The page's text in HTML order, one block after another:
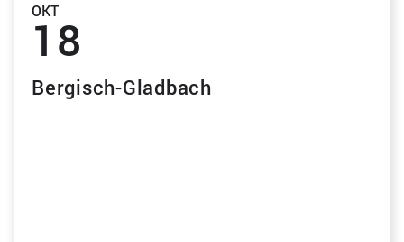
OKT
18
Bergisch-Gladbach